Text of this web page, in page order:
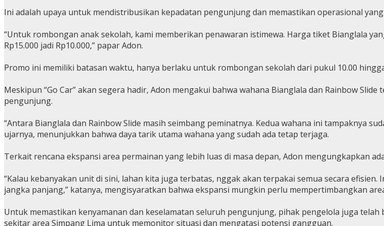
Ini adalah upaya untuk mendistribusikan kepadatan pengunjung dan memastikan operasional
“Untuk rombongan anak sekolah, kami memberikan penawaran istimewa. Harga tiket Bianglala
Rp15.000 jadi Rp10.000,” papar Adon.
Promo ini memiliki batasan waktu, hanya berlaku untuk rombongan sekolah dari pukul 10.00
Meskipun “Go Car” akan segera hadir, Adon mengakui bahwa wahana Bianglala dan Rainbow
pengunjung.
“Antara Bianglala dan Rainbow Slide masih seimbang peminatnya. Kedua wahana ini tampaknya
ujarnya, menunjukkan bahwa daya tarik utama wahana yang sudah ada tetap terjaga.
Terkait rencana ekspansi area permainan yang lebih luas di masa depan, Adon mengungkapkan
“Kalau kebanyakan unit di sini, lahan kita juga terbatas, nggak akan terpakai semua secara
jangka panjang,” katanya, mengisyaratkan bahwa ekspansi mungkin perlu mempertimbangkan
Untuk memastikan kenyamanan dan keselamatan seluruh pengunjung, pihak pengelola juga
sekitar area Simpang Lima untuk memonitor situasi dan mengatasi potensi gangguan.